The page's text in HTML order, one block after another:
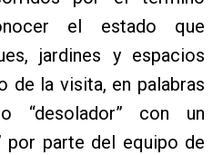
el estado que
jardines y espacios
de la visita, en palabras
“desolador” con un
por parte del equipo de